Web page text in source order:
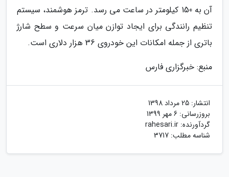
آن به 150 کیلومتر در ساعت می رسد. ترمز هوشمند، سیستم
تنظیم رانندگی برای ایجاد توازن میان سرعت و سطح شارژ
باتری از جمله امکانات این خودروی 36 هزار دلاری است.
منبع: خبرگزاری فارس
انتشار: 25 مرداد 1398
بروزرسانی: 6 مهر 1399
گردآورنده: rahesari.ir
شناسه مطلب: 3717